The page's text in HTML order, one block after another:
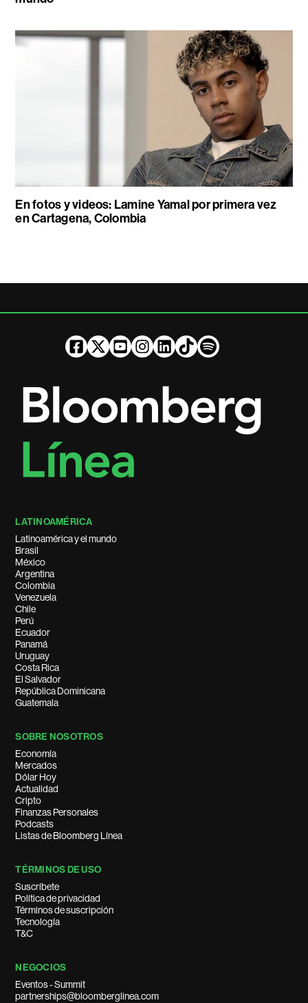
En fotos y videos: Lamine Yamal por primera vez
en Cartagena, Colombia
LATINOAMÉRICA
Latinoamérica y el mundo
Brasil
México
Argentina
Colombia
Venezuela
Chile
Perú
Ecuador
Panamá
Uruguay
Costa Rica
El Salvador
República Dominicana
Guatemala
SOBRE NOSOTROS
Economía
Mercados
Dólar Hoy
Actualidad
Cripto
Finanzas Personales
Podcasts
Listas de Bloomberg Línea
TÉRMINOS DE USO
Suscríbete
Política de privacidad
Términos de suscripción
Tecnología
T&C
NEGOCIOS
Eventos - Summit
partnerships@bloomberglinea.com